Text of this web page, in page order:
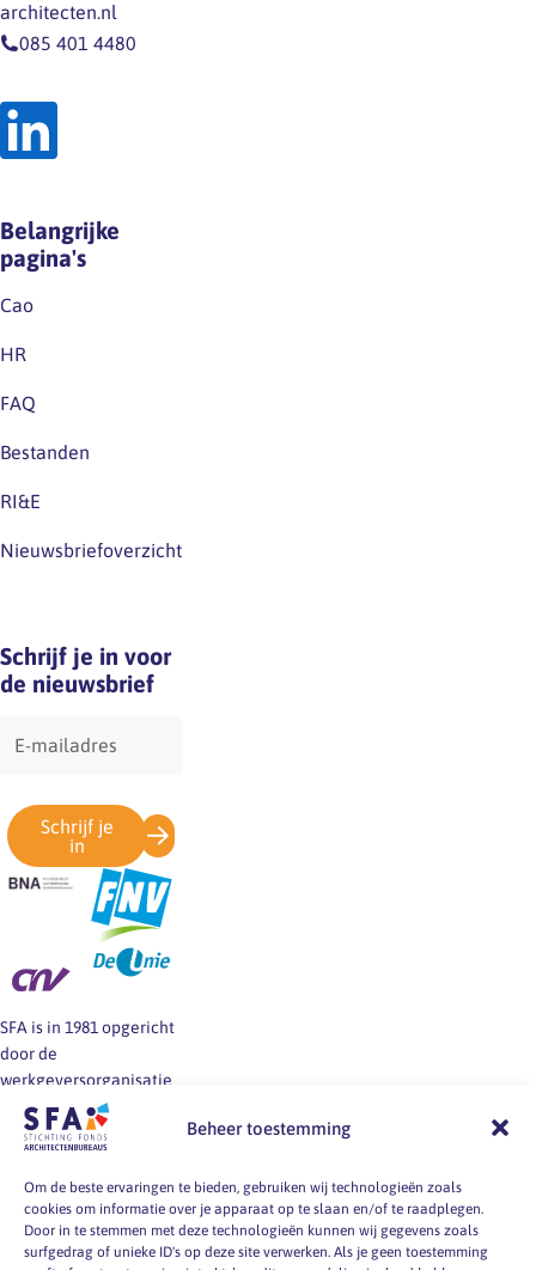
Beheer toestemming
Om de beste ervaringen te bieden, gebruiken wij technologieën zoals
cookies om informatie over je apparaat op te slaan en/of te raadplegen.
Door in te stemmen met deze technologieën kunnen wij gegevens zoals
surfgedrag of unieke ID's op deze site verwerken. Als je geen toestemming
architecten.nl
085 401 4480
Belangrijke
pagina's
Cao
HR
FAQ
Bestanden
RI&E
Nieuwsbriefoverzicht
Schrijf je in voor
de nieuwsbrief
mailadres
Schrijf je
in
SFA is in 1981 opgericht
door de
werkgeversorganisatie
BNA en de vakbonden
FNV, CNV en De Unie.
werkgevers en
werknemers van
architectenbureaus bij
vragen over